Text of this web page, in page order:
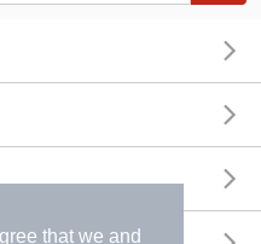
that we and